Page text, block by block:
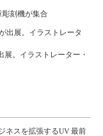
彫刻機が集合
展。イラストレーター・
ネスを拡張するUV 最前